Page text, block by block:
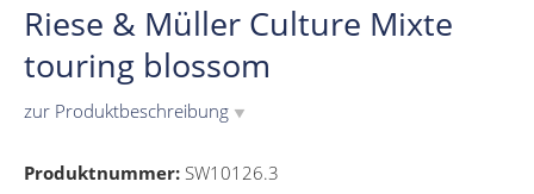
Riese & Müller Culture Mixte
touring blossom
zur Produktbeschreibung ▼
Produktnummer: SW10126.3